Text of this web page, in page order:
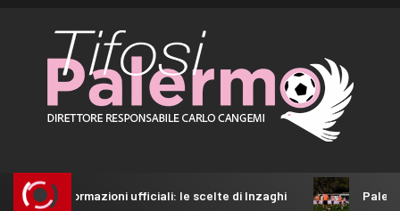
ufficiali: le scelte di Inzaghi Palermo-Melbourne City: